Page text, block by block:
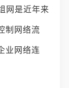
网是近年来
制网络流
业网络连